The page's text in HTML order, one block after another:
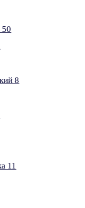
50
8
11